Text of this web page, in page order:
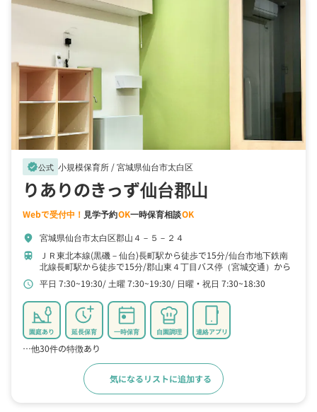
verified公式 小規模保育所 /宮城県仙台市太白区
りありのきっず仙台郡山
Webで受付中！ 見学予約OK一時保育相談OK
location_on 宮城県仙台市太白区郡山４－５－２４
train ＪＲ東北本線(黒磯－仙台)長町駅から徒歩で15分 仙台市地下鉄南
北線長町駅から徒歩で15分 郡山東４丁目バス停（宮城交通）から
バスで3分
schedule 平日 7:30~19:30 土曜 7:30~19:30 日曜・祝日 7:30~18:30
園庭あり 延長保育 一時保育 自園調理 連絡アプリ
…他30件の特徴あり
気になるリストに追加する